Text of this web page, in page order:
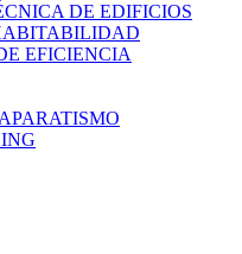
DE EDIFICIOS
EFICIENCIA